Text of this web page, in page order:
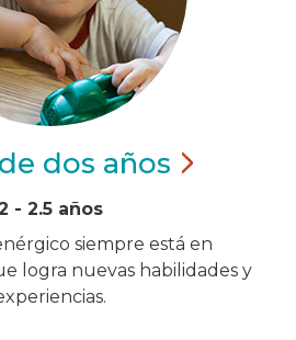
dos años
- 2.5 años
siempre está en
logra nuevas habilidades y